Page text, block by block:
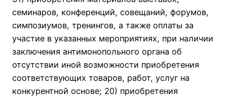
семинаров, конференций, совещаний, форумов,
симпозиумов, тренингов, а также оплаты за
участие в указанных мероприятиях, при наличии
заключения антимонопольного органа об
отсутствии иной возможности приобретения
соответствующих товаров, работ, услуг на
конкурентной основе; 20) приобретения